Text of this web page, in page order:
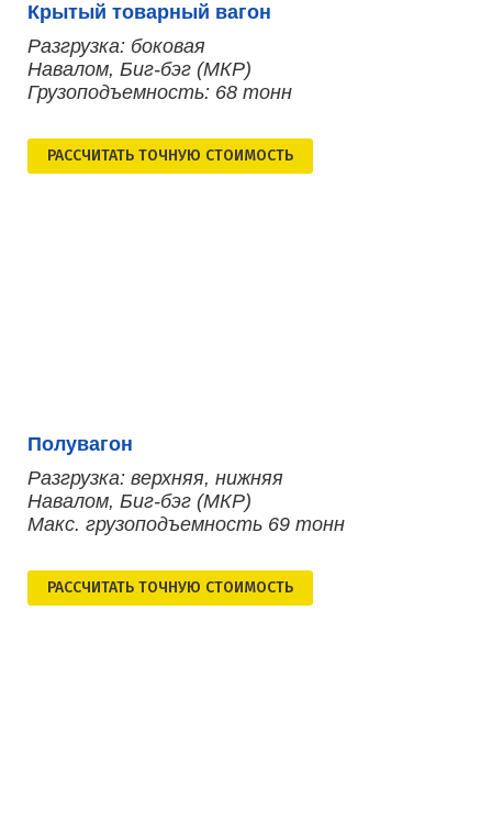
Крытый товарный вагон
Разгрузка: боковая
Навалом, Биг-бэг (МКР)
Грузоподъемность: 68 тонн
РАСCЧИТАТЬ ТОЧНУЮ СТОИМОСТЬ
Полувагон
Разгрузка: верхняя, нижняя
Навалом, Биг-бэг (МКР)
Макс. грузоподъемность 69 тонн
РАСCЧИТАТЬ ТОЧНУЮ СТОИМОСТЬ